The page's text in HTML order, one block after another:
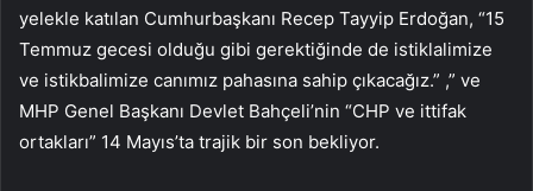
yelekle katılan Cumhurbaşkanı Recep Tayyip Erdoğan, “15
Temmuz gecesi olduğu gibi gerektiğinde de istiklalimize
ve istikbalimize canımız pahasına sahip çıkacağız.” ,” ve
MHP Genel Başkanı Devlet Bahçeli’nin “CHP ve ittifak
ortakları” 14 Mayıs’ta trajik bir son bekliyor.